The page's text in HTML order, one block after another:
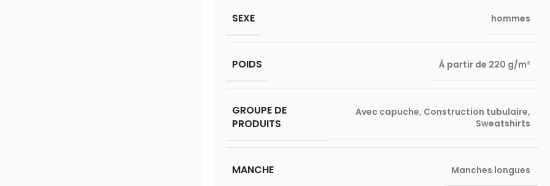
SEXE hommes
POIDS À partir de 220 g/m²
GROUPE DE
PRODUITS
Avec capuche, Construction tubulaire,
Sweatshirts
MANCHE Manches longues